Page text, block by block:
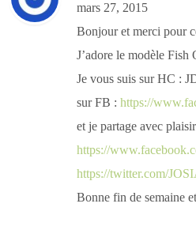
mars 27, 2015
Bonjour et merci pour
J’adore le modèle
Je vous suis sur HC :
sur FB : https://
et je partage avec plaisir
https://
https://twitter.com/
Bonne fin de semaine